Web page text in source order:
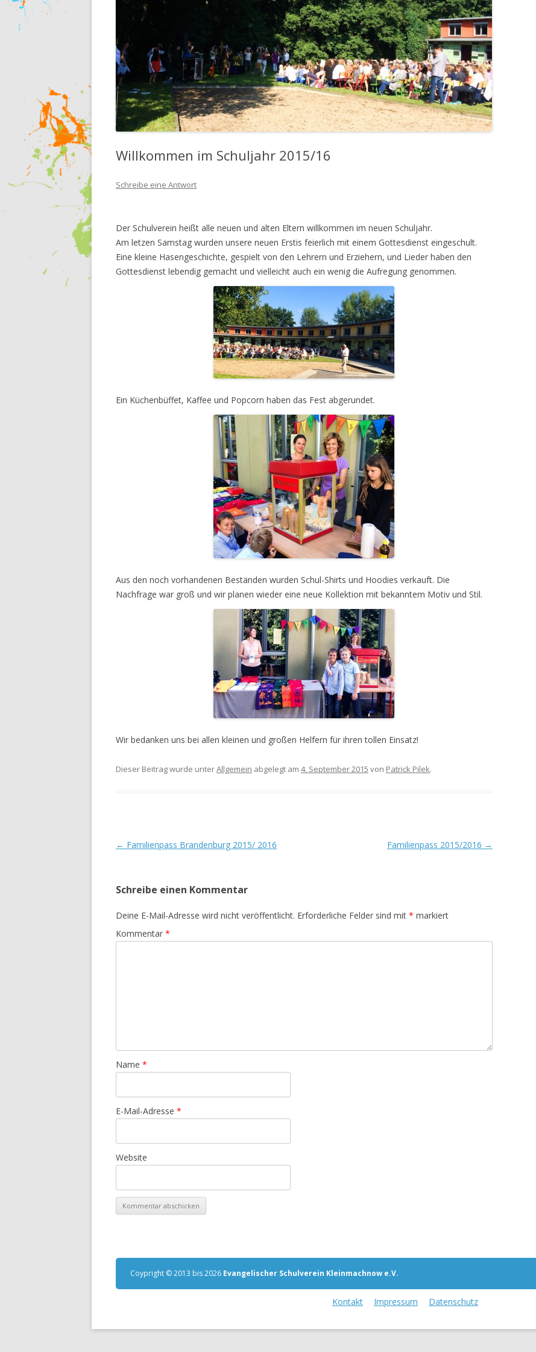
MITGLIEDERVERSAMMLUNG 2016
– 21. NOVEMBER 2016
MITGLIEDERVERSAMMLUNG 2017
– 29.MAI 2017
MITGLIEDERVERSAMMLUNG 2025
Willkommen im Schuljahr 2015/16
Schreibe eine Antwort
Der Schulverein heißt alle neuen und alten Eltern willkommen im neuen Schuljahr.
Am letzen Samstag wurden unsere neuen Erstis feierlich mit einem Gottesdienst eingeschult.
Eine kleine Hasengeschichte, gespielt von den Lehrern und Erziehern, und Lieder haben den
Gottesdienst lebendig gemacht und vielleicht auch ein wenig die Aufregung genommen.
Ein Küchenbüffet, Kaffee und Popcorn haben das Fest abgerundet.
Aus den noch vorhandenen Beständen wurden Schul-Shirts und Hoodies verkauft. Die
Nachfrage war groß und wir planen wieder eine neue Kollektion mit bekanntem Motiv und Stil.
Wir bedanken uns bei allen kleinen und großen Helfern für ihren tollen Einsatz!
Dieser Beitrag wurde unterAllgemein abgelegt am 4. September 2015 von Patrick Pilek.
Beitrags-
← Familienpass Brandenburg 2015/ 2016 Familienpass 2015/2016 →
Schreibe einen Kommentar
Deine E-Mail-Adresse wird nicht veröffentlicht. Erforderliche Felder sind mit * markiert
Kommentar *
Name *
E-Mail-Adresse *
Website
Coypright © 2013 bis 2026 Evangelischer Schulverein Kleinmachnow e.V.
Kontakt Impressum Datenschutz